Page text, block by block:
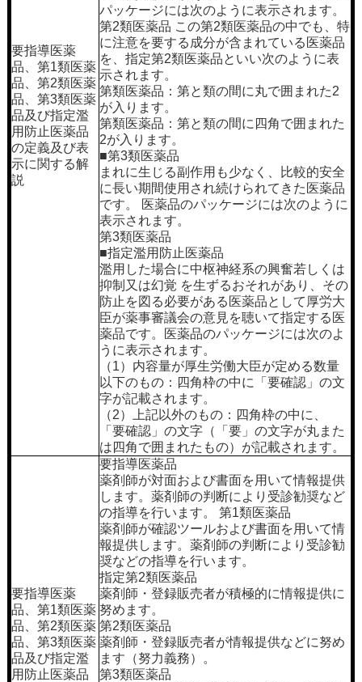
要指導医薬
品、第1類医薬
品、第2類医薬
品、第3類医薬
品及び指定濫
用防止医薬品
の定義及び表
示に関する解
説
パッケージには次のように表示されます。
第2類医薬品 この第2類医薬品の中でも、特
に注意を要する成分が含まれている医薬品
を、指定第2類医薬品といい次のように表
示されます。
第類医薬品：第と類の間に丸で囲まれた2
が入ります。
第類医薬品：第と類の間に四角で囲まれた
2が入ります。
■第3類医薬品
まれに生じる副作用も少なく、比較的安全
に長い期間使用され続けられてきた医薬品
です。 医薬品のパッケージには次のように
表示されます。
第3類医薬品
■指定濫用防止医薬品
濫用した場合に中枢神経系の興奮若しくは
抑制又は幻覚 を生ずるおそれがあり、その
防止を図る必要がある医薬品として厚労大
臣が薬事審議会の意見を聴いて指定する医
薬品です。医薬品のパッケージには次のよ
うに表示されます。
（1）内容量が厚生労働大臣が定める数量
以下のもの：四角枠の中に「要確認」の文
字が記載されます。
（2）上記以外のもの：四角枠の中に、
「要確認」の文字（「要」の文字が丸また
は四角で囲まれたもの）が記載されます。
要指導医薬
品、第1類医薬
品、第2類医薬
品、第3類医薬
品及び指定濫
用防止医薬品
要指導医薬品
薬剤師が対面および書面を用いて情報提供
します。薬剤師の判断により受診勧奨など
の指導を行います。 第1類医薬品
薬剤師が確認ツールおよび書面を用いて情
報提供します。薬剤師の判断により受診勧
奨などの指導を行います。
指定第2類医薬品
薬剤師・登録販売者が積極的に情報提供に
努めます。
第2類医薬品
薬剤師・登録販売者が情報提供などに努め
ます（努力義務）。
第3類医薬品